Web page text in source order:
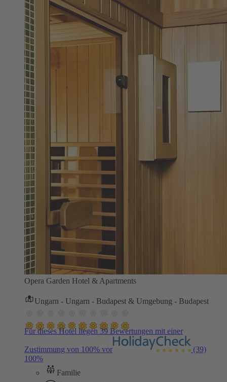
Opera Garden Hotel & Apartments
Ungarn - Ungarn - Budapest & Umgebung - Budapest
Für dieses Hotel liegen 39 Bewertungen mit einer
Zustimmung von 100% vor
(39)
100%
Familie